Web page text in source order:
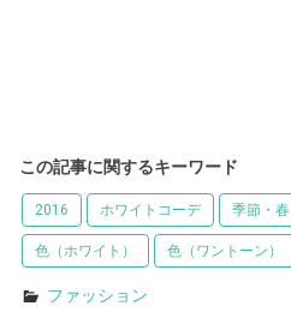
この記事に関するキーワード
2016 ホワイトコーデ 季節・春
色（ホワイト） 色（ワントーン）
ファッション